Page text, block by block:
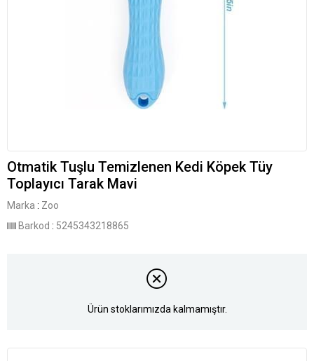
Otmatik Tuşlu Temizlenen Kedi Köpek Tüy
Toplayıcı Tarak Mavi
Marka : Zoo
Barkod : 5245343218865
Ürün stoklarımızda kalmamıştır.